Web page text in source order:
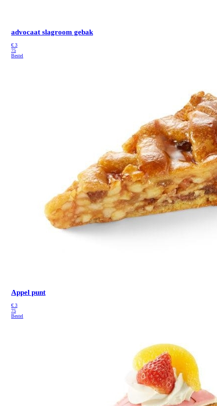
advocaat slagroom gebak
€ 3
75
Bestel
Appel punt
€ 3
75
Bestel